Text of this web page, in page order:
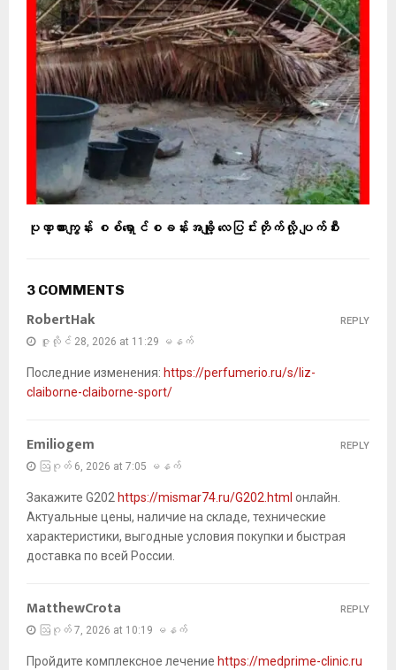
ပုဏ္ဏားကျွန်း စစ်ရှောင်စခန်းအချို့ လေပြင်းတိုက်လို့ ပျက်စီး
3 COMMENTS
RobertHak
ဇူလိုင် 28, 2026 at 11:29 မနက်
Последние изменения: https://perfumerio.ru/s/liz-
claiborne-claiborne-sport/
REPLY
Emiliogem
ဩဂုတ် 6, 2026 at 7:05 မနက်
Закажите G202 https://mismar74.ru/G202.html онлайн.
Актуальные цены, наличие на складе, технические
характеристики, выгодные условия покупки и быстрая
доставка по всей России.
REPLY
MatthewCrota
ဩဂုတ် 7, 2026 at 10:19 မနက်
Пройдите комплексное лечение https://medprime-clinic.ru
REPLY